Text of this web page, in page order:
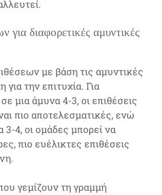
για διαφορετικές αμυντικές
με βάση τις αμυντικές
για την επιτυχία. Για
μια άμυνα 4-3, οι επιθέσεις
πιο αποτελεσματικές, ενώ
3-4, οι ομάδες μπορεί να
πιο ευέλικτες επιθέσεις
γεμίζουν τη γραμμή